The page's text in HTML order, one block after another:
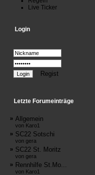
Live Ticker
Login
Regist
Letzte Forumeinträge
» Allgemein
von Karo1
» SC22 Sotschi
von gera
» SC22 St. Moritz
von gera
» Rennhilfe St.Mo...
von Karo1